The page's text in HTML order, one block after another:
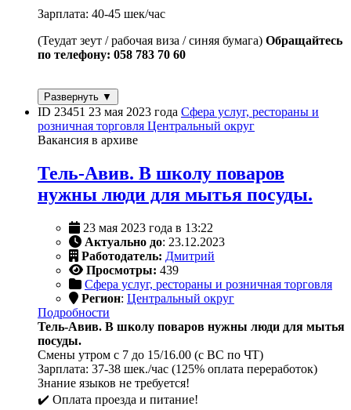
Зарплата: 40-45 шек/час
(Теудат зеут / рабочая виза / синяя бумага) Обращайтесь
по телефону: 058 783 70 60
Развернуть ▼
ID 23451 23 мая 2023 года Сфера услуг, рестораны и
розничная торговля Центральный округ
Вакансия в архиве
Тель-Авив. В школу поваров
нужны люди для мытья посуды.
23 мая 2023 года в 13:22
Актуально до: 23.12.2023
Работодатель: Дмитрий
Просмотры: 439
Сфера услуг, рестораны и розничная торговля
Регион: Центральный округ
Подробности
Тель-Авив. В школу поваров нужны люди для мытья
посуды.
Смены утром с 7 до 15/16.00 (с ВС по ЧТ)
Зарплата: 37-38 шек./час (125% оплата переработок)
Знание языков не требуется!
✔️ Оплата проезда и питание!